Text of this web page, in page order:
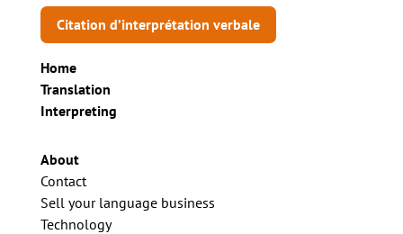
Citation d’interprétation verbale
Home
Translation
Interpreting
About
Contact
Sell your language business
Technology